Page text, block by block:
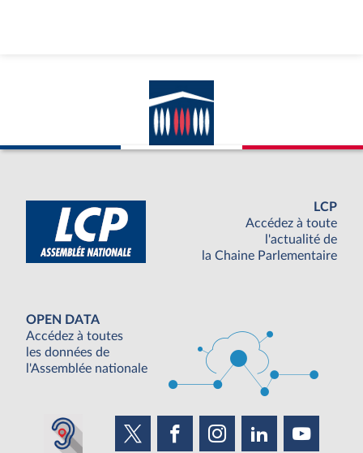
LCP
Accédez à toute
l'actualité de
la Chaine Parlementaire
OPEN DATA
Accédez à toutes
les données de
l'Assemblée nationale